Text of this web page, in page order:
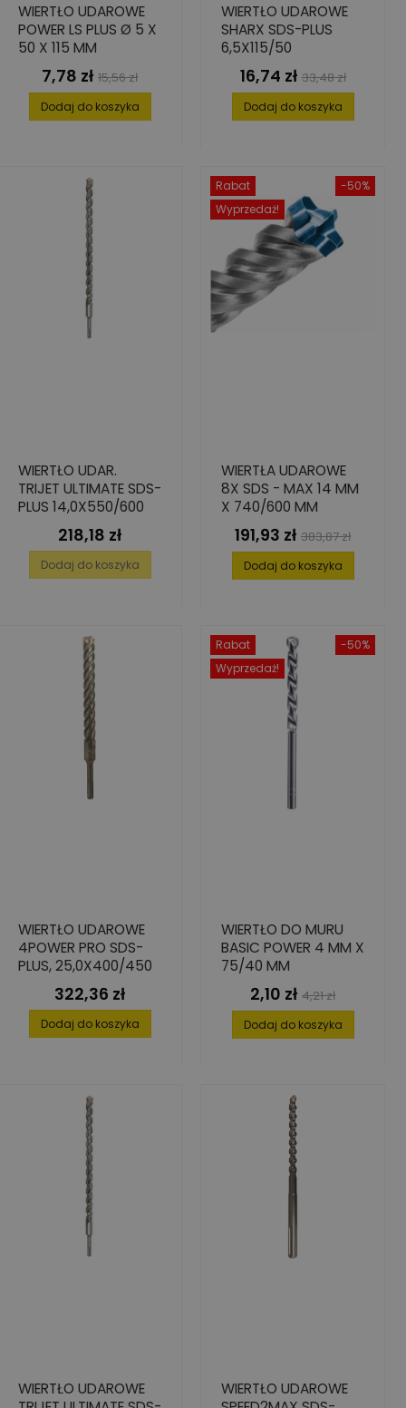
WIERTŁO UDAROWE
POWER LS PLUS Ø 5 X
50 X 115 MM
Cena
7,78 zł Cena
podstawowa
15,56 zł
Dodaj do koszyka
WIERTŁO UDAROWE
SHARX SDS-PLUS
6,5X115/50
Cena
16,74 zł Cena
podstawowa
33,48 zł
Dodaj do koszyka
WIERTŁO UDAR.
TRIJET ULTIMATE SDS-
PLUS 14,0X550/600
Cena
218,18 zł
Dodaj do koszyka
-50%
Rabat
Wyprzedaż!
WIERTŁA UDAROWE
8X SDS - MAX 14 MM
X 740/600 MM
Cena
191,93 zł Cena
podstawowa
383,87 zł
Dodaj do koszyka
WIERTŁO UDAROWE
4POWER PRO SDS-
PLUS, 25,0X400/450
Cena
322,36 zł
Dodaj do koszyka
-50%
Rabat
Wyprzedaż!
WIERTŁO DO MURU
BASIC POWER 4 MM X
75/40 MM
Cena
2,10 zł Cena
podstawowa
4,21 zł
Dodaj do koszyka
WIERTŁO UDAROWE
WIERTŁO UDAROWE